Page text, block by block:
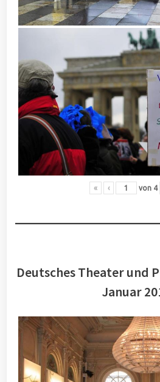
« ‹ von 4
Deutsches Theater und
Januar